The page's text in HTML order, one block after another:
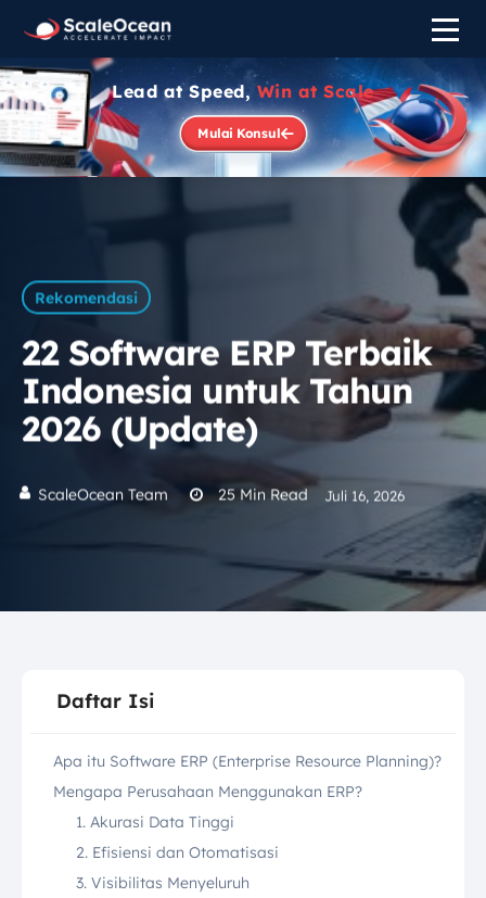
Lead at Speed, Win at Scale
Mulai Konsul
Rekomendasi
22 Software ERP Terbaik
Indonesia untuk Tahun
2026 (Update)
ScaleOcean Team 25 Min Read Juli 16, 2026
Daftar Isi
Apa itu Software ERP (Enterprise Resource Planning)?
Mengapa Perusahaan Menggunakan ERP?
1. Akurasi Data Tinggi
2. Efisiensi dan Otomatisasi
3. Visibilitas Menyeluruh